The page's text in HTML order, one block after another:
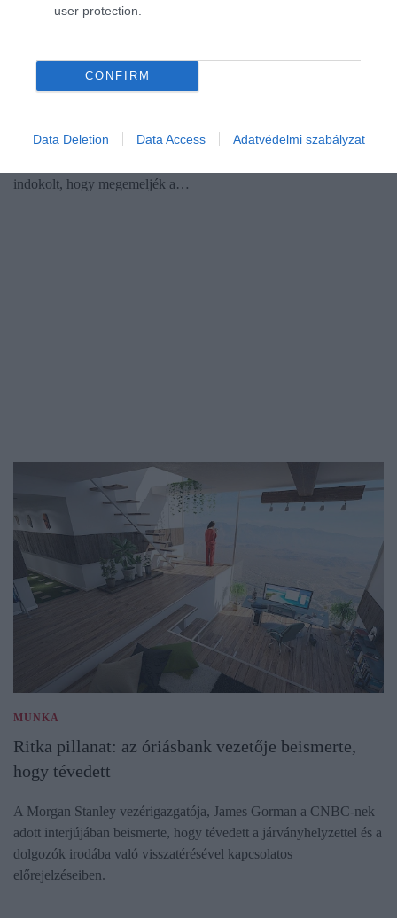
user protection.
CONFIRM
Data Deletion Data Access Adatvédelmi szabályzat
vezetőjének
tudhat maga mögött, ami részben David Solomon
indokolt, hogy megemeljék a…
MUNKA
Ritka pillanat: az óriásbank vezetője beismerte,
hogy tévedett
A Morgan Stanley vezérigazgatója, James Gorman a CNBC-nek
adott interjújában beismerte, hogy tévedett a járványhelyzettel és a
dolgozók irodába való visszatérésével kapcsolatos
előrejelzéseiben.